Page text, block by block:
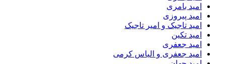
امید بامری
امید پیروزی
امید تاجیک و امیر تاجیک
امید تکین
امید جعفری
امید جعفری و الیاس کرمی